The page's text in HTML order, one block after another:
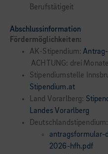
Berufstätigeit
Abschlussinformation
Fördermöglichkeiten:
AK-Stipendium:
ACHTUNG: drei
Stipendiumstelle
Stipendium.at
Land Vorarlberg:
Landes Vorarlberg
Deutschlandstipendium:
antragsformular-
2026-hfh.pdf